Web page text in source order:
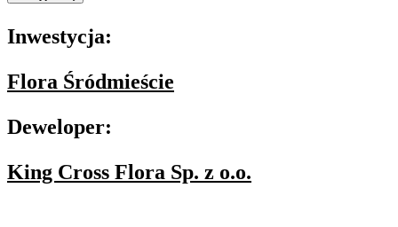
Inwestycja:
Flora Śródmieście
Deweloper:
King Cross Flora Sp. z o.o.